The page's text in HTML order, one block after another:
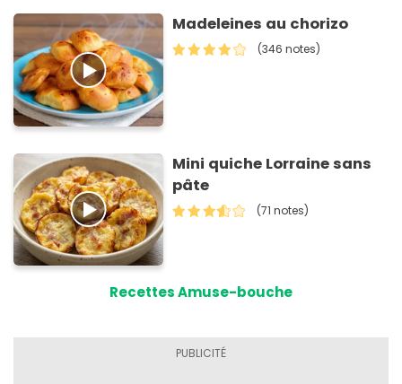
Madeleines au chorizo
(346 notes)
Mini quiche Lorraine sans
pâte
(71 notes)
Recettes Amuse-bouche